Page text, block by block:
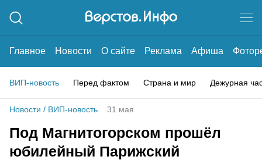
Главное Новости О сайте Реклама Афиша
ВИП-новость Перед фактом Страна и мир Дежурная
Новости / ВИП-новость 31 мая
Под Магнитогорском прошёл
юбилейный Парижский